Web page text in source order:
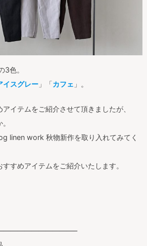
3色。
イスグレー」「カフェ 」。
イテムをご紹介させて頂きましたが、
linen work 秋物新作を取り入れてみてく
すめアイテムをご紹介いたします。